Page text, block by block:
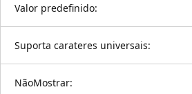
Valor predefinido:
Suporta carateres universais:
NãoMostrar: